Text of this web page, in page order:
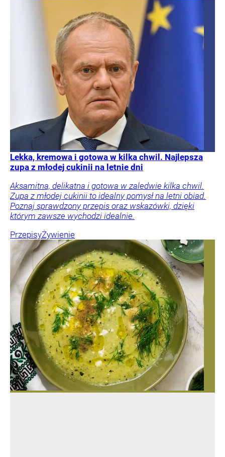
Lekka, kremowa i gotowa w kilka chwil. Najlepsza
zupa z młodej cukinii na letnie dni
Aksamitna, delikatna i gotowa w zaledwie kilka chwil.
Zupa z młodej cukinii to idealny pomysł na letni obiad.
Poznaj sprawdzony przepis oraz wskazówki, dzięki
którym zawsze wychodzi idealnie.
PrzepisyŻywienie